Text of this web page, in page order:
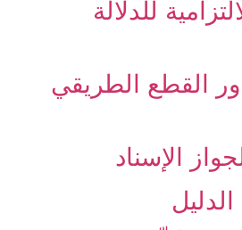
للدلالة
القطع الطريقي
الإسناد